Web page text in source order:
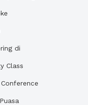
di
Class